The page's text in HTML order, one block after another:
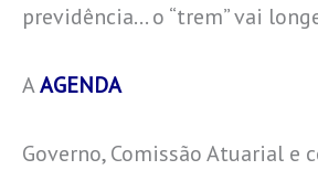
previdência… o “trem” vai
AAGENDA
Governo, Comissão Atuarial e